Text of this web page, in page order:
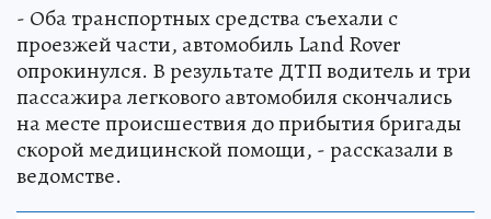
- Оба транспортных средства съехали с
проезжей части, автомобиль Land Rover
опрокинулся. В результате ДТП водитель и три
пассажира легкового автомобиля скончались
на месте происшествия до прибытия бригады
скорой медицинской помощи, - рассказали в
ведомстве.